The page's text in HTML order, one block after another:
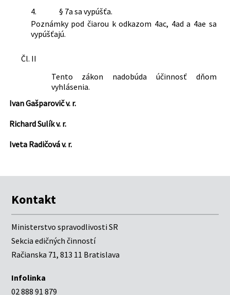
4.
§ 7a sa vypúšťa.
Poznámky pod čiarou k odkazom 4ac, 4ad a 4ae sa
vypúšťajú.
Čl. II
Tento zákon nadobúda účinnosť dňom
vyhlásenia.
Ivan Gašparovič v. r.
Richard Sulík v. r.
Iveta Radičová v. r.
Kontakt
Ministerstvo spravodlivosti SR
Sekcia edičných činností
Račianska 71, 813 11 Bratislava
Infolinka
02 888 91 879